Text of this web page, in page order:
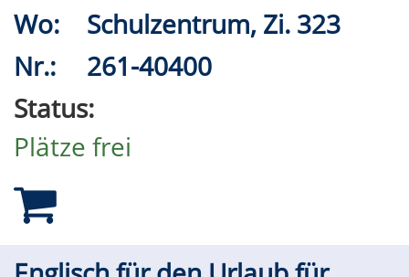
Wo:
Schulzentrum, Zi. 323
Nr.:
261-40400
Status:
Plätze frei